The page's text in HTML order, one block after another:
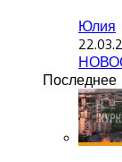
Юлия
Последнее